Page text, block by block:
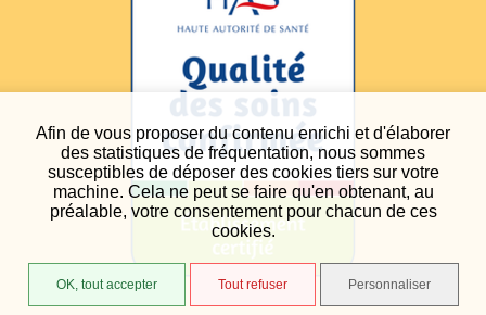
Afin de vous proposer du contenu enrichi et d'élaborer
des statistiques de fréquentation, nous sommes
susceptibles de déposer des cookies tiers sur votre
machine. Cela ne peut se faire qu'en obtenant, au
préalable, votre consentement pour chacun de ces
cookies.
OK, tout accepter Tout refuser Personnaliser